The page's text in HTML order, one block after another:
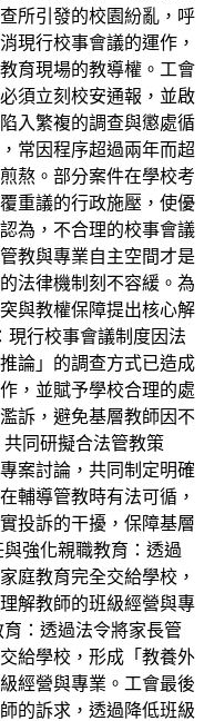
所引發的校園紛亂，呼
現行校事會議的運作，
育現場的教導權。工會
須立刻校安通報，並啟
入繁複的調查與懲處循
常因程序超過兩年而超
熬。部分案件在學校考
重議的行政施壓，使優
為，不合理的校事會議
教與專業自主空間才是
法律機制刻不容緩。為
與教權保障提出核心解
現行校事會議制度因法
論」的調查方式已造成
，並賦予學校合理的處
訴，避免基層教師因不
同研擬合法管教策
案討論，共同制定明確
輔導管教時有法可循，
投訴的干擾，保障基層
強化親職教育：透過
庭教育完全交給學校，
解教師的班級經營與專
：透過法令將家長管
給學校，形成「教養外
經營與專業。工會最後
的訴求，透過降低班級